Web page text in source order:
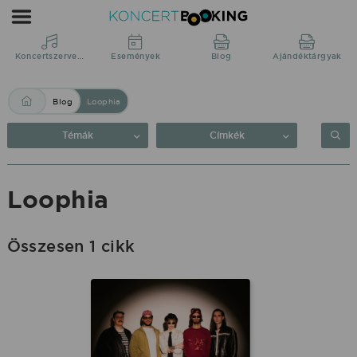
Blog:
Loophia
KoncertBooking
Közvetlenül
produkciótól.
Koncertszervezés Események Blog Ajándéktárgyak
Blog Loophia
Témák Címkék
Loophia
Összesen 1 cikk